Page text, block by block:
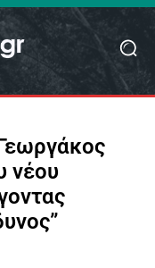
νέου